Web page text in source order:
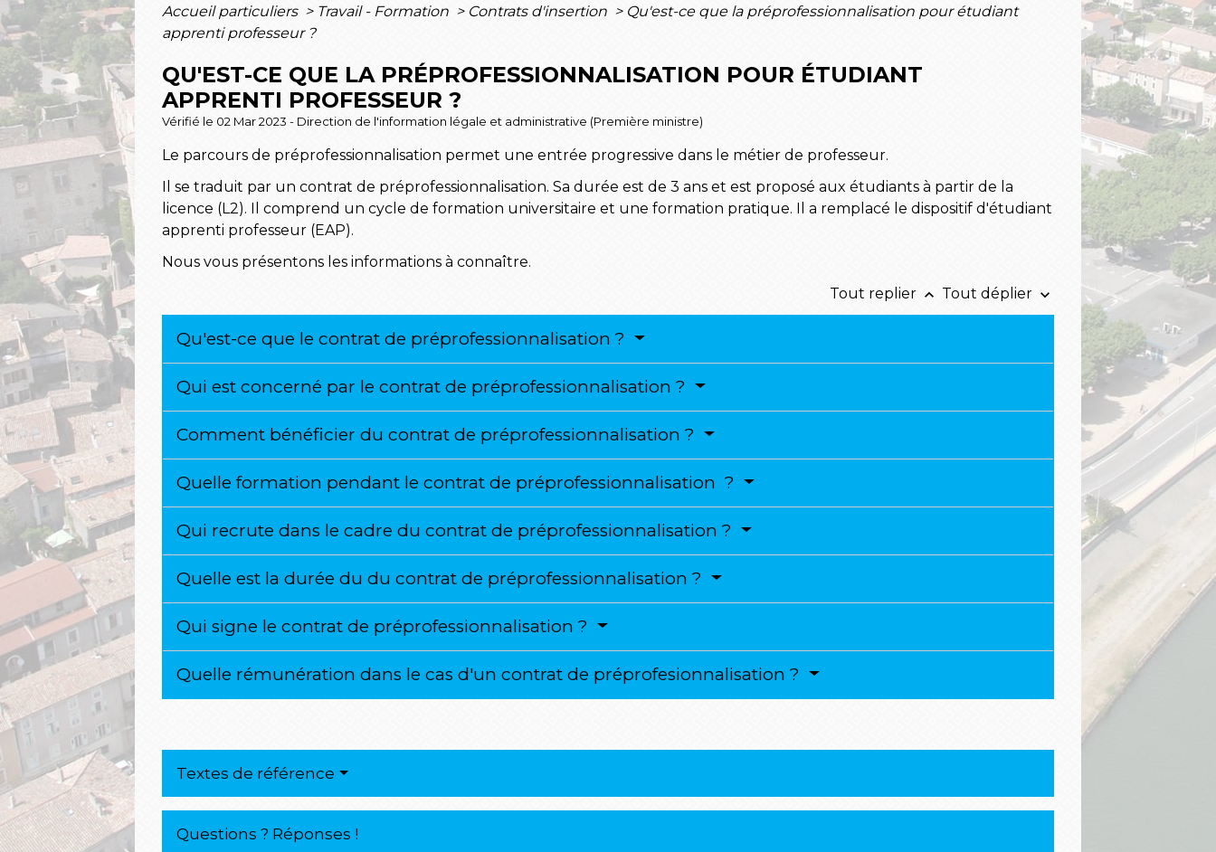
Accueil particuliers > Travail - Formation > Contrats d'insertion > Qu'est-ce que la préprofessionnalisation pour étudiant
apprenti professeur ?
QU'EST-CE QUE LA PRÉPROFESSIONNALISATION POUR ÉTUDIANT
APPRENTI PROFESSEUR ?
Vérifié le 02 Mar 2023 - Direction de l'information légale et administrative (Première ministre)
Le parcours de préprofessionnalisation permet une entrée progressive dans le métier de professeur.
Il se traduit par un contrat de préprofessionnalisation. Sa durée est de 3 ans et est proposé aux étudiants à partir de la
licence (L2). Il comprend un cycle de formation universitaire et une formation pratique. Il a remplacé le dispositif d'étudiant
apprenti professeur (EAP).
Nous vous présentons les informations à connaître.
Tout replier keyboard_arrow_up Tout déplier keyboard_arrow_down
Qu'est-ce que le contrat de préprofessionnalisation ?
Qui est concerné par le contrat de préprofessionnalisation ?
Comment bénéficier du contrat de préprofessionnalisation ?
Quelle formation pendant le contrat de préprofessionnalisation ?
Qui recrute dans le cadre du contrat de préprofessionnalisation ?
Quelle est la durée du du contrat de préprofessionnalisation ?
Qui signe le contrat de préprofessionnalisation ?
Quelle rémunération dans le cas d'un contrat de préprofesionnalisation ?
Textes de référence
Questions ? Réponses !